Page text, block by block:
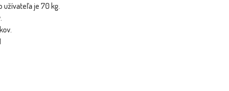
užívateľa je 70 kg.